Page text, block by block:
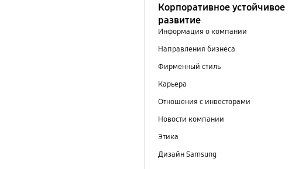
Корпоративное устойчивое
развитие
Информация о компании
Направления бизнеса
Фирменный стиль
Карьера
Отношения с инвесторами
Новости компании
Этика
Дизайн Samsung